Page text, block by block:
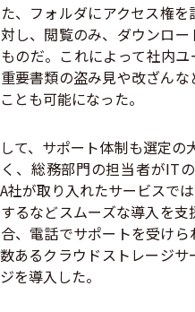
、フォルダにアクセス権を
し、閲覧のみ、ダウンロ
のだ。これによって社内
要書類の盗み見や改ざん
とも可能になった。
て、サポート体制も選定の
、総務部門の担当者がIT
社が取り入れたサービスで
るなどスムーズな導入を
、電話でサポートを受け
あるクラウドストレージ
を導入した。